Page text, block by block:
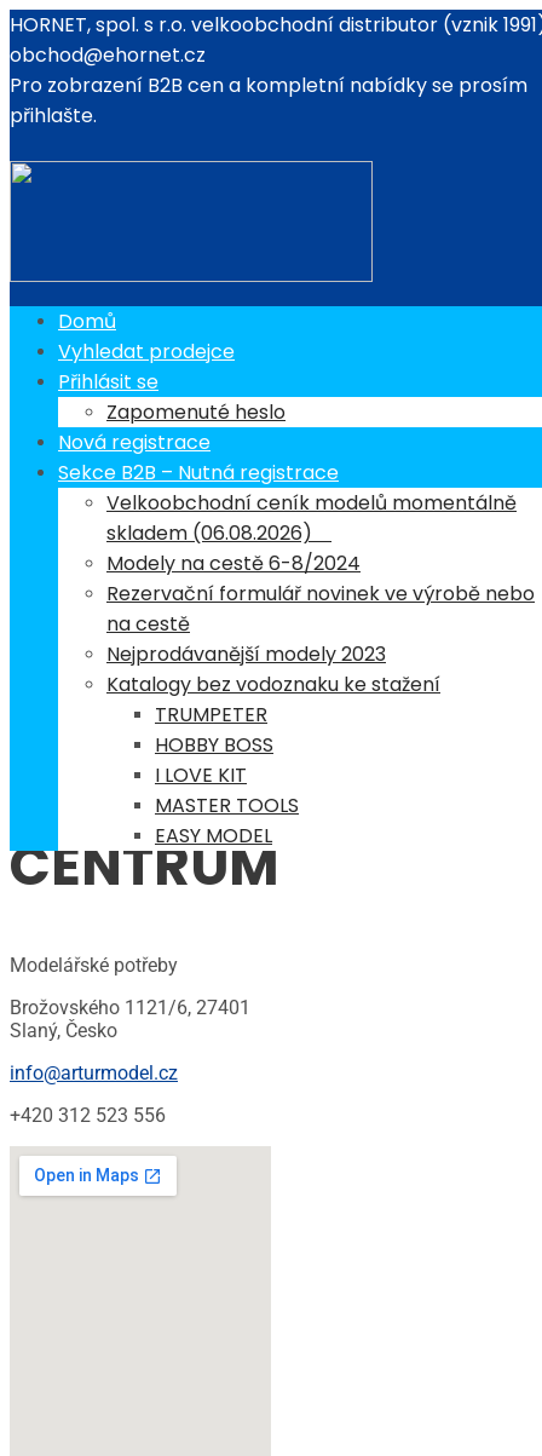
HORNET, spol. s r.o. velkoobchodní distributor (vznik
obchod@ehornet.cz
Pro zobrazení B2B cen a kompletní nabídky se prosím
přihlašte.
Domů
Vyhledat prodejce
Přihlásit se
Zapomenuté heslo
Nová registrace
Sekce B2B – Nutná registrace
Velkoobchodní ceník modelů momentálně
skladem (06.08.2026)
Modely na cestě 6-8/2024
Rezervační formulář novinek ve výrobě nebo
na cestě
Nejprodávanější modely 2023
Katalogy bez vodoznaku ke stažení
TRUMPETER
HOBBY BOSS
I LOVE KIT
MASTER TOOLS
EASY MODEL
Seznam obchodů
zakoupit naše
produkty
ARTUR
MODEL
CENTRUM
Modelářské potřeby
Brožovského 1121/6, 27401
Slaný, Česko
info@arturmodel.cz
+420 312 523 556